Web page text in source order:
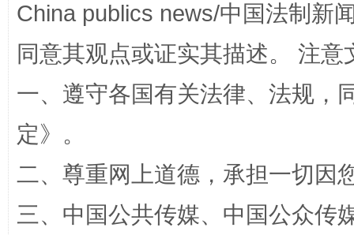
解纷+调解+退费，一次搞定
China publics news/中国法制新
同意其观点或证实其描述。 注
一、遵守各国有关法律、法规，
定》。
二、尊重网上道德，承担一切因
三、中国公共传媒、中国公众传